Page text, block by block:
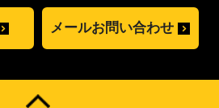
メールお問い合わせ